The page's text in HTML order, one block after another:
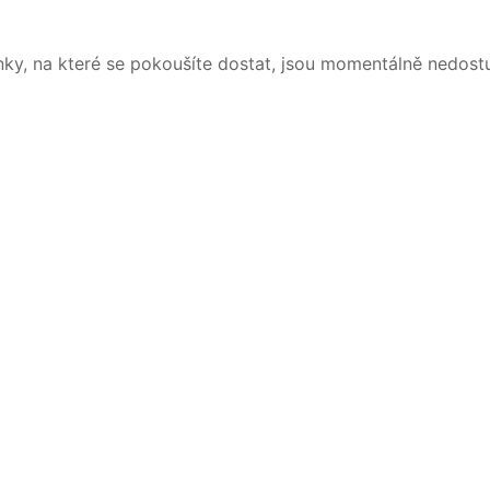
na které se pokoušíte dostat, jsou momentálně